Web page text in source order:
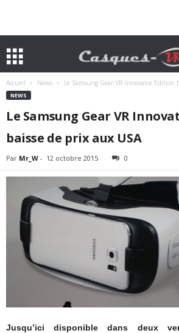
Accueil News Le Samsung Gear VR Innovator Edition
NEWS
Le Samsung Gear VR
baisse de prix aux USA
Par Mr_W - 12 octobre 2015 0
Jusqu’ici disponible dans deux